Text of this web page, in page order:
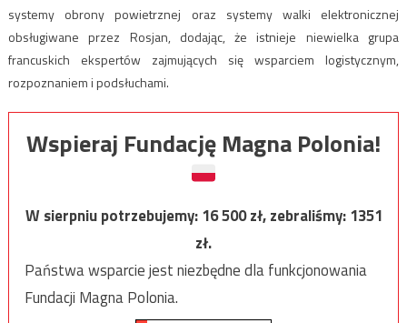
systemy obrony powietrznej oraz systemy walki elektronicznej
obsługiwane przez Rosjan, dodając, że istnieje niewielka grupa
francuskich ekspertów zajmujących się wsparciem logistycznym,
rozpoznaniem i podsłuchami.
Wspieraj Fundację Magna Polonia!
W sierpniu potrzebujemy:16 500zł, zebraliśmy:1351
zł.
Państwa wsparcie jest niezbędne dla funkcjonowania
Fundacji Magna Polonia.